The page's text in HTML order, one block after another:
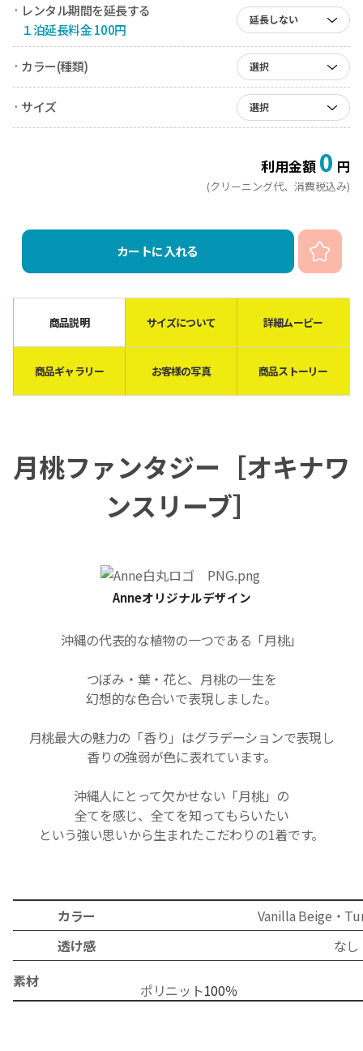
· レンタル期間を延長する
１泊延長料金 100円
延長しない
· カラー(種類) 選択
· サイズ 選択
利用金額 0 円
(クリーニング代、消費税込み)
カートに入れる
商品説明 サイズについて 詳細ムービー
商品ギャラリー お客様の写真 商品ストーリー
月桃ファンタジー［オキナワ
ンスリーブ］
Anneオリジナルデザイン
沖縄の代表的な植物の一つである「月桃」
つぼみ・葉・花と、月桃の一生を
幻想的な色合いで表現しました。
月桃最大の魅力の「香り」はグラデーションで表現し
香りの強弱が色に表れています。
沖縄人にとって欠かせない「月桃」の
全てを感じ、全てを知ってもらいたい
という強い思いから生まれたこだわりの1着です。
カラー Vanilla Beige ・
透け感
なし
素材 ポリニット